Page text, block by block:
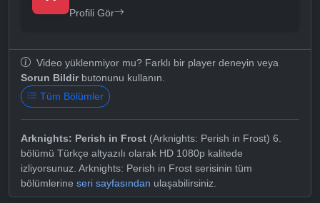
Profili Gör
Video yüklenmiyor mu? Farklı bir player deneyin veya
Sorun Bildirbutonunu kullanın.
Tüm Bölümler
Arknights: Perish in Frost (Arknights: Perish in Frost) 6.
bölümü Türkçe altyazılı olarak HD 1080p kalitede
izliyorsunuz. Arknights: Perish in Frost serisinin tüm
bölümlerine seri sayfasından ulaşabilirsiniz.